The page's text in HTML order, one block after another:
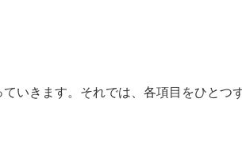
いきます。それでは、各項目をひとつ